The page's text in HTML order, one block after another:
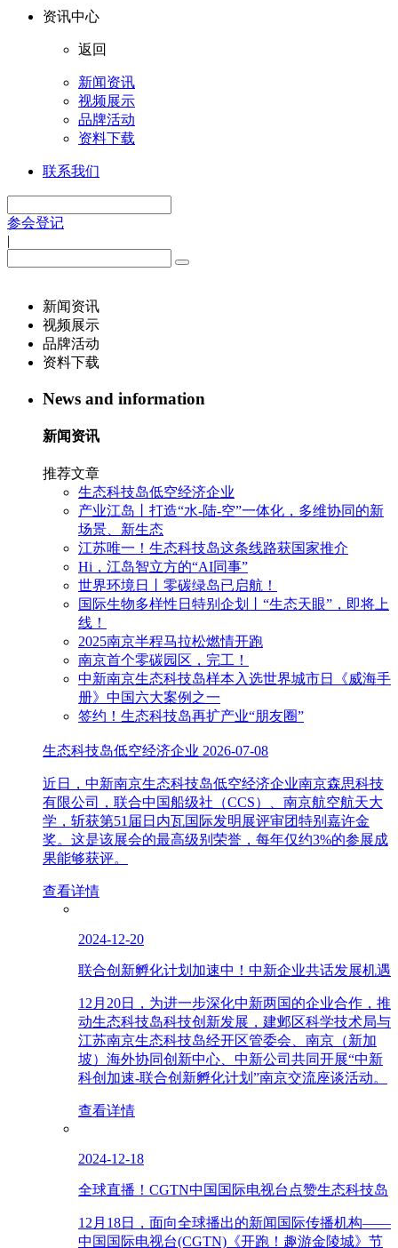
资讯中心
返回
新闻资讯
视频展示
品牌活动
资料下载
联系我们
参会登记
|
新闻资讯
视频展示
品牌活动
资料下载
News and information
新闻资讯
推荐文章
生态科技岛低空经济企业
产业江岛丨打造“水-陆-空”一体化，多维协同的新
场景、新生态
江苏唯一！生态科技岛这条线路获国家推介
Hi，江岛智立方的“AI同事”
世界环境日丨零碳绿岛已启航！
国际生物多样性日特别企划丨“生态天眼”，即将上
线！
2025南京半程马拉松燃情开跑
南京首个零碳园区，完工！
中新南京生态科技岛样本入选世界城市日《威海手
册》中国六大案例之一
签约！生态科技岛再扩产业“朋友圈”
生态科技岛低空经济企业 2026-07-08
近日，中新南京生态科技岛低空经济企业南京森思科技
有限公司，联合中国船级社（CCS）、南京航空航天大
学，斩获第51届日内瓦国际发明展评审团特别嘉许金
奖。这是该展会的最高级别荣誉，每年仅约3%的参展成
果能够获评。
查看详情
2024-12-20
联合创新孵化计划加速中！中新企业共话发展机遇
12月20日，为进一步深化中新两国的企业合作，推
动生态科技岛科技创新发展，建邺区科学技术局与
江苏南京生态科技岛经开区管委会、南京（新加
坡）海外协同创新中心、中新公司共同开展“中新
科创加速-联合创新孵化计划”南京交流座谈活动。
查看详情
2024-12-18
全球直播！CGTN中国国际电视台点赞生态科技岛
12月18日，面向全球播出的新闻国际传播机构——
中国国际电视台(CGTN)《开跑！趣游金陵城》节